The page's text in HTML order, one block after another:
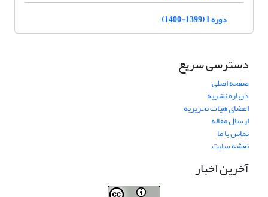
دوره 1 (1399-1400)
دسترسی سریع
صفحه اصلی
درباره نشریه
اعضای هیات تحریریه
ارسال مقاله
تماس با ما
نقشه سایت
آخرین اخبار